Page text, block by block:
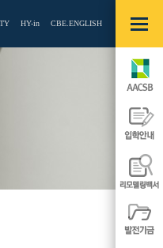
HY-in CBE.ENGLISH
열기/
AACSB
입학안내
리모델링백
발전기금